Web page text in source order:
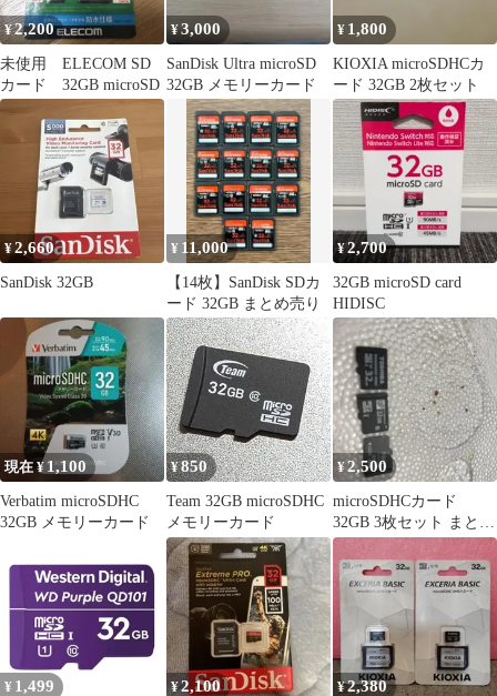
¥2,200
未使用 ELECOM SD
カード 32GB microSD
¥3,000
SanDisk Ultra microSD
32GB メモリーカード
¥ 1,800
KIOXIA microSDHCカ
ード 32GB 2枚セット
¥2,660
SanDisk 32GB
¥ 11,000
【14枚】SanDisk SDカ
ード 32GB まとめ売り
¥2,700
32GB microSD card
HIDISC
現在 ¥1,100
Verbatim microSDHC
32GB メモリーカード
¥850
Team 32GB microSDHC
メモリーカード
¥2,500
microSDHCカード
32GB 3枚セット まとめ
売り
¥ 1,499 ¥2,100 ¥2,380